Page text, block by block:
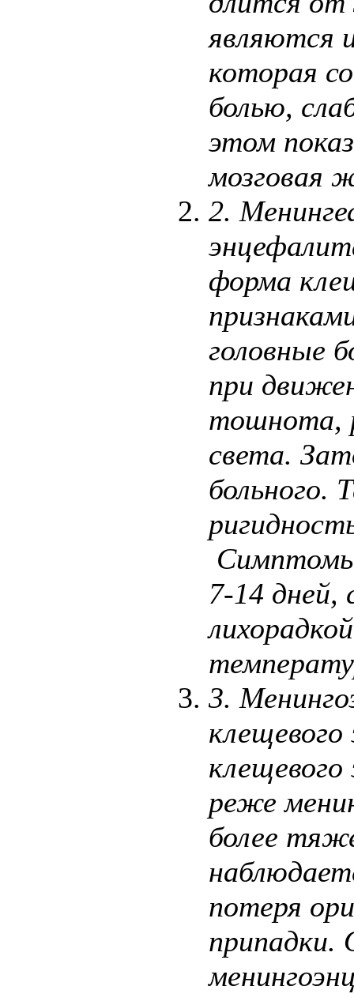
являются
которая
болью,
этом
мозговая
2.
форма
головные
при
тошнота,
света.
больного.
7-14
3.
реже
более
потеря
припадки.